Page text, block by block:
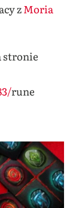
zMoria
stronie
rune